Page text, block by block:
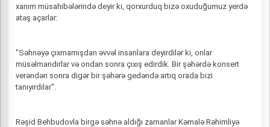
xanım müsahibələrində deyir ki, qorxurduq bizə oxuduğumuz yerdə
atəş açarlar:
"Səhnəyə çıxmamışdan əvvəl insanlara deyirdilər ki, onlar
müsəlmandırlar və ondan sonra çıxış edirdik. Bir şəhərdə konsert
verəndən sonra digər bir şəhərə gedəndə artıq orada bizi
tanıyırdılar".
Rəşid Behbudovla birgə səhnə aldığı zamanlar Kəmalə Rəhimliyə